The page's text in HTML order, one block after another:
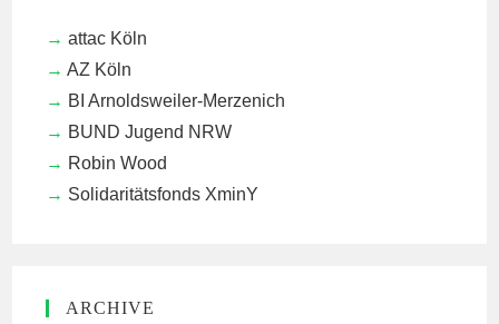
attac Köln
AZ Köln
BI Arnoldsweiler-Merzenich
BUND Jugend NRW
Robin Wood
Solidaritätsfonds XminY
ARCHIVE